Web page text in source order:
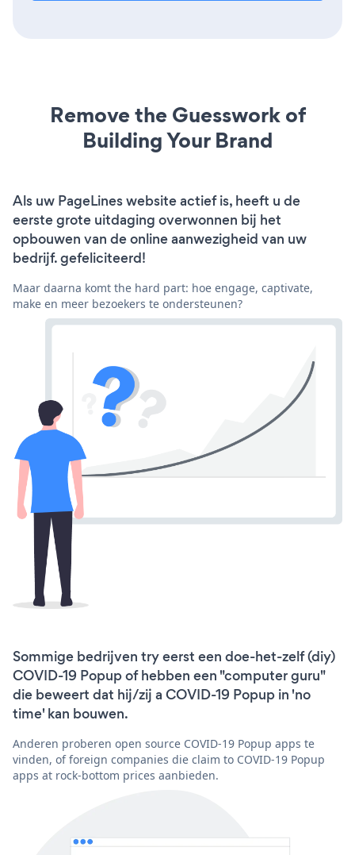
Remove the Guesswork of
Building Your Brand
Als uw PageLines website actief is, heeft u de
eerste grote uitdaging overwonnen bij het
opbouwen van de online aanwezigheid van uw
bedrijf. gefeliciteerd!
Maar daarna komt the hard part: hoe engage, captivate,
make en meer bezoekers te ondersteunen?
Sommige bedrijven try eerst een doe-het-zelf (diy)
COVID-19 Popup of hebben een "computer guru"
die beweert dat hij/zij a COVID-19 Popup in 'no
time' kan bouwen.
Anderen proberen open source COVID-19 Popup apps te
vinden, of foreign companies die claim to COVID-19 Popup
apps at rock-bottom prices aanbieden.